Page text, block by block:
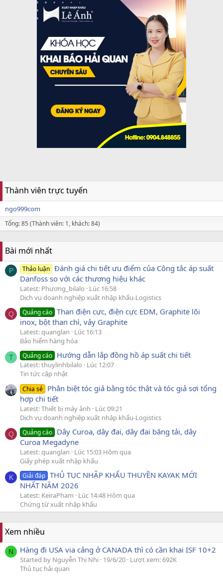
Thành viên trực tuyến
ngo999com
Tổng: 85 (Thành viên: 1, khách: 84)
Bài mới nhất
P Thảo luận Đánh giá chi tiết ưu điểm của Công tắc áp suất
Danfoss so với các thương hiệu khác
Latest: Phương_bilalo
Lúc 16:58
Dịch vụ doanh nghiệp xuất nhập khẩu-Logistics
Q Quảng cáo Than điện cực, điện cực EDM, Graphite lõi
inox, bột than chì, vảy Graphite
Latest: quanglan
Lúc 16:13
Bảo hiểm hàng hóa
T Quảng cáo Hướng dẫn lắp đồng hồ áp suất chi tiết
Latest: thuylinhbilalo
Lúc 12:07
Tin tức cập nhật
Chia sẻ Phân biệt tóc giả bằng tóc thật và tóc giả sợi tổng
hợp chi tiết
Latest: Thiết bị máy ảnh
Lúc 09:21
Dịch vụ doanh nghiệp xuất nhập khẩu-Logistics
Q Quảng cáo Dây Curoa, dây đai, dây đai băng tải, dây
Curoa Megadyne
Latest: quanglan
Lúc 15:03 Hôm qua
Giấy phép xuất nhập khẩu
K Giải đáp THỦ TỤC NHẬP KHẨU THUYỀN KAYAK MỚI
NHẤT NĂM 2026
Latest: KeiraPham
Lúc 14:48 Hôm qua
Chứng từ xuất nhập khẩu
Xem nhiều
N Hàng đi USA via cảng ở CANADA thì có cần khai ISF 10+2
Started by Nguyễn Thị Nhi 19/6/20 Lượt xem: 692K
Thủ tục hải quan